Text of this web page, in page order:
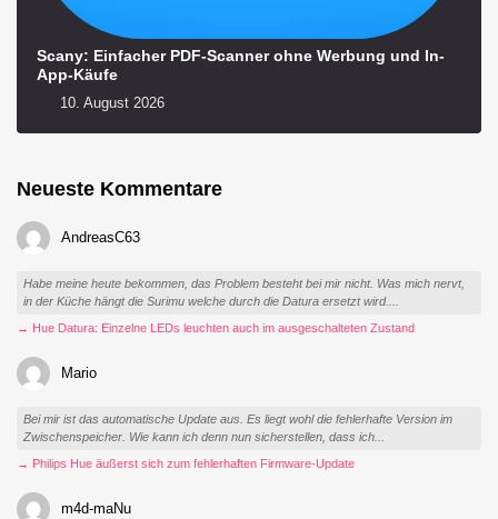
Scany: Einfacher PDF-Scanner ohne Werbung und In-
App-Käufe
10. August 2026
Neueste Kommentare
AndreasC63
Habe meine heute bekommen, das Problem besteht bei mir nicht. Was mich nervt,
in der Küche hängt die Surimu welche durch die Datura ersetzt wird....
→ Hue Datura: Einzelne LEDs leuchten auch im ausgeschalteten Zustand
Mario
Bei mir ist das automatische Update aus. Es liegt wohl die fehlerhafte Version im
Zwischenspeicher. Wie kann ich denn nun sicherstellen, dass ich...
→ Philips Hue äußerst sich zum fehlerhaften Firmware-Update
m4d-maNu